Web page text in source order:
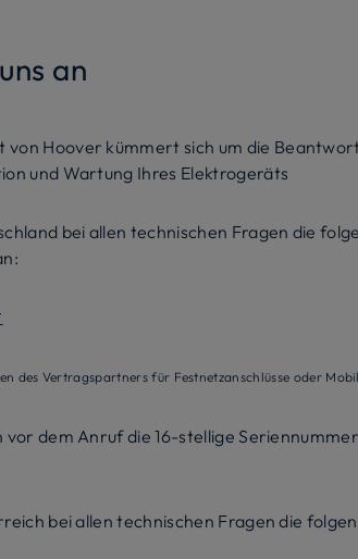
an
von Hoover kümmert sich um die
und Wartung Ihres Elektrogeräts
bei allen technischen Fragen die
des Vertragspartners für Festnetzanschlüsse oder
vor dem Anruf die 16-stellige
bei allen technischen Fragen die